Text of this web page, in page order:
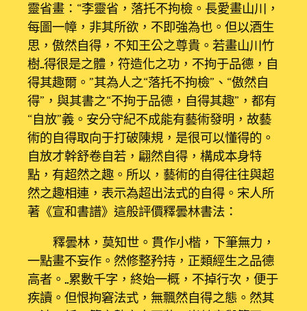
靈省畫：“李靈省，落托不拘檢。長愛畫山川，
每圖一幛，非其所欲，不即強為也。但以酒生
思，傲然自得，不知王公之尊貴。若畫山川竹
樹……得很是之體，符造化之功，不拘于品德，自
得其趣爾。”其為人之“落托不拘檢”、“傲然自
得”，與其書之“不拘于品德，自得其趣”，都有
“自放”義。安分守紀不成能有藝術發明，故藝
術的自得取向于打破陳規，是很可以懂得的。
自放才幹舒卷自若，翩然自得，構成本身特
點，有超然之趣。所以，藝術的自得往往與超
然之趣相連，表示為超出法式的自得。宋人所
著《宣和書譜》這般評價釋曇林書法：
釋曇林，莫知世。貫作小楷，下筆無力，
一點畫不妄作。然修整矜持，正類經生之品德
高者。……累數千字，終始一概，不掉行次，便于
疾讀。但恨拘窘法式，無飄然自得之態。然其